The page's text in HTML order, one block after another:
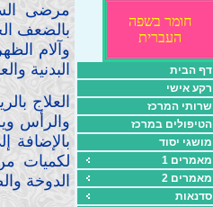
חומר בשפה
העברית
דף הבית
רקע אישי
שרותי המרכז
הטיפולים במרכז
מושגי יסוד
מאמרים 1
מאמרים 2
סדנאות
مرضى
بالضعف
وآلام
البدنية
العلاج
والرأس
بالإضافة
لكميات
الدوخة